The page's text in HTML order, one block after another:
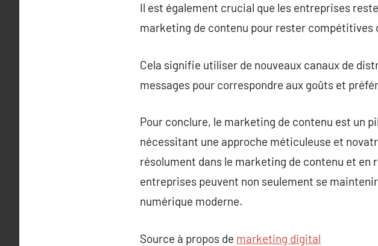
Il est également crucial que les entreprises
marketing de contenu pour rester compétitives
Cela signifie utiliser de nouveaux canaux de
messages pour correspondre aux goûts et
Pour conclure, le marketing de contenu est un
nécessitant une approche méticuleuse et
résolument dans le marketing de contenu et en
entreprises peuvent non seulement se
numérique moderne.
Source à propos de marketing digital